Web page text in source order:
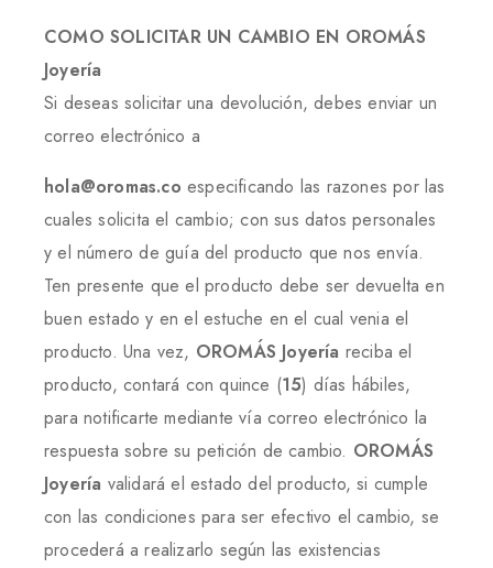
COMO SOLICITAR UN CAMBIO EN OROMÁS
Joyería
Si deseas solicitar una devolución, debes enviar un
correo electrónico a
hola@oromas.co especificando las razones por las
cuales solicita el cambio; con sus datos personales
y el número de guía del producto que nos envía.
Ten presente que el producto debe ser devuelta en
buen estado y en el estuche en el cual venia el
producto. Una vez, OROMÁS Joyería reciba el
producto, contará con quince (15) días hábiles,
para notificarte mediante vía correo electrónico la
respuesta sobre su petición de cambio. OROMÁS
Joyería validará el estado del producto, si cumple
con las condiciones para ser efectivo el cambio, se
procederá a realizarlo según las existencias